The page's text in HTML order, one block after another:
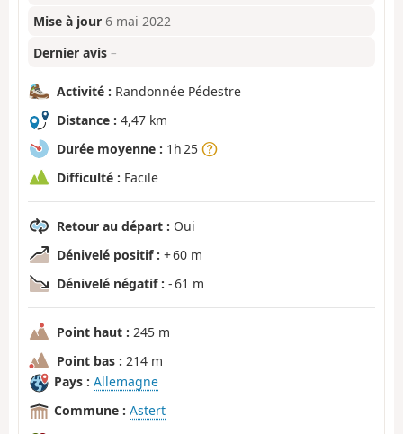
Mise à jour 6 mai 2022
Dernier avis –
Activité : Randonnée Pédestre
Distance : 4,47 km
Durée moyenne : 1h 25
Difficulté : Facile
Retour au départ : Oui
Dénivelé positif : + 60 m
Dénivelé négatif : - 61 m
Point haut : 245 m
Point bas : 214 m
Pays : Allemagne
Commune : Astert